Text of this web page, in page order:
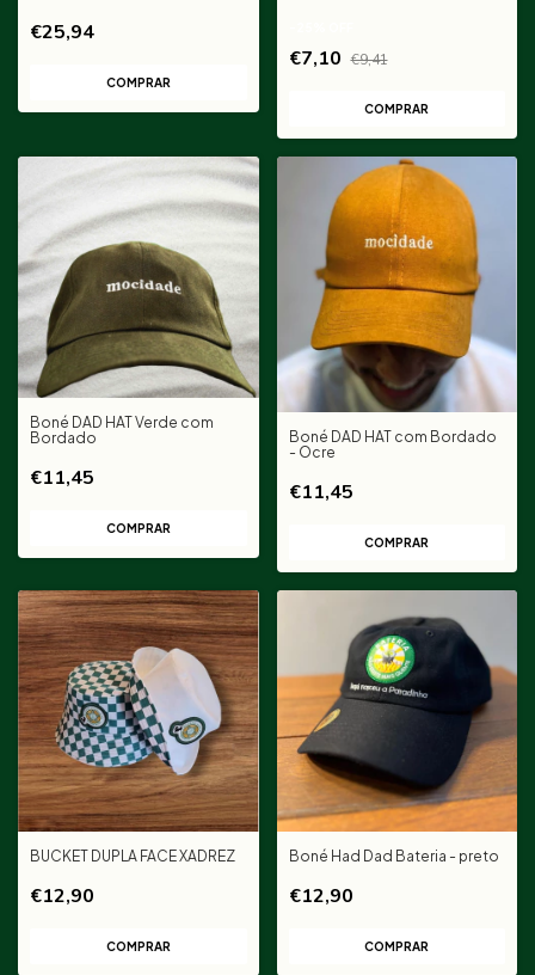
€25,94
COMPRAR
€7,10 €9,41
Boné DAD HAT Verde com
Bordado
€11,45
Boné DAD HAT com Bordado
- Ocre
€11,45
BUCKET DUPLA FACE XADREZ
€12,90
Boné Had Dad Bateria - preto
€12,90